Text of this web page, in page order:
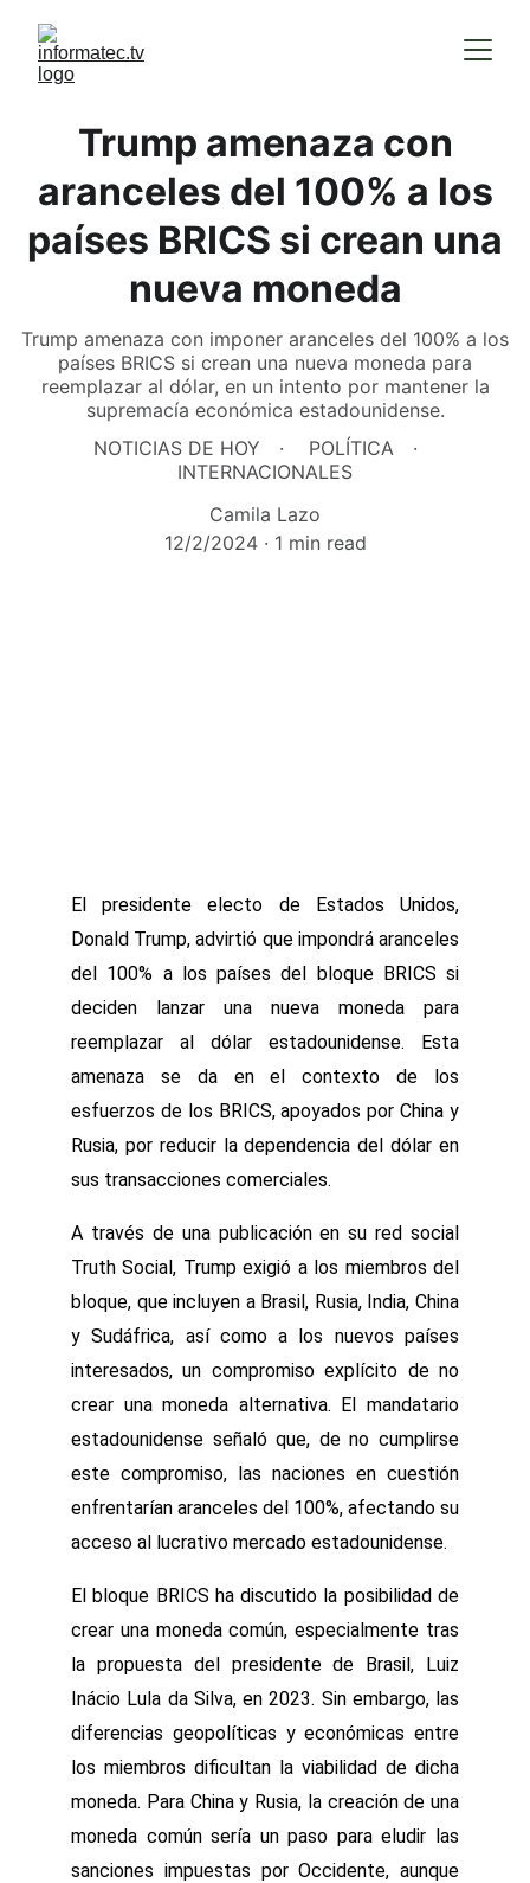
Trump amenaza con
aranceles del 100% a los
países BRICS si crean una
nueva moneda
Trump amenaza con imponer aranceles del 100% a los
países BRICS si crean una nueva moneda para
reemplazar al dólar, en un intento por mantener la
supremacía económica estadounidense.
NOTICIAS DE HOY
POLÍTICA
INTERNACIONALES
Camila Lazo
12/2/2024
1 min read
El presidente electo de Estados Unidos,
Donald Trump, advirtió que impondrá aranceles
del 100% a los países del bloque BRICS si
deciden lanzar una nueva moneda para
reemplazar al dólar estadounidense. Esta
amenaza se da en el contexto de los
esfuerzos de los BRICS, apoyados por China y
Rusia, por reducir la dependencia del dólar en
sus transacciones comerciales.
A través de una publicación en su red social
Truth Social, Trump exigió a los miembros del
bloque, que incluyen a Brasil, Rusia, India, China
y Sudáfrica, así como a los nuevos países
interesados, un compromiso explícito de no
crear una moneda alternativa. El mandatario
estadounidense señaló que, de no cumplirse
este compromiso, las naciones en cuestión
enfrentarían aranceles del 100%, afectando su
acceso al lucrativo mercado estadounidense.
El bloque BRICS ha discutido la posibilidad de
crear una moneda común, especialmente tras
la propuesta del presidente de Brasil, Luiz
Inácio Lula da Silva, en 2023. Sin embargo, las
diferencias geopolíticas y económicas entre
los miembros dificultan la viabilidad de dicha
moneda. Para China y Rusia, la creación de una
moneda común sería un paso para eludir las
sanciones impuestas por Occidente, aunque